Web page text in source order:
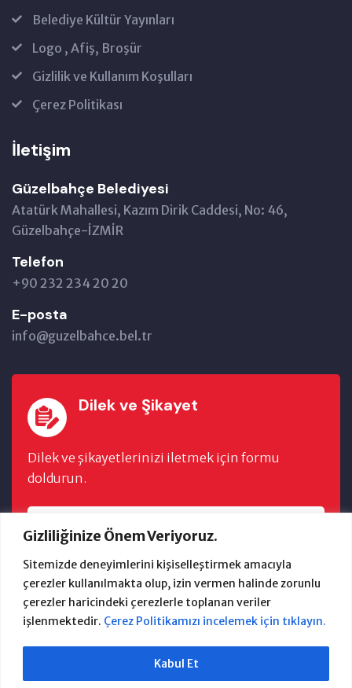
Gizliliğinize Önem Veriyoruz.
Sitemizde deneyimlerini kişiselleştirmek amacıyla
çerezler kullanılmakta olup, izin vermen halinde zorunlu
çerezler haricindeki çerezlerle toplanan veriler
işlenmektedir. Çerez Politikamızı incelemek için tıklayın.
Kabul Et
Belediye Kültür Yayınları
Logo , Afiş, Broşür
Gizlilik ve Kullanım Koşulları
Çerez Politikası
İletişim
Güzelbahçe Belediyesi
Atatürk Mahallesi, Kazım Dirik Caddesi, No: 46,
Güzelbahçe-İZMİR
Telefon
+90 232 234 20 20
E-posta
info@guzelbahce.bel.tr
Dilek ve Şikayet
Dilek ve şikayetlerinizi iletmek için formu
doldurun.
2024 Güzelbahçe Belediyesi Bilgi İşlem
E-Belediye